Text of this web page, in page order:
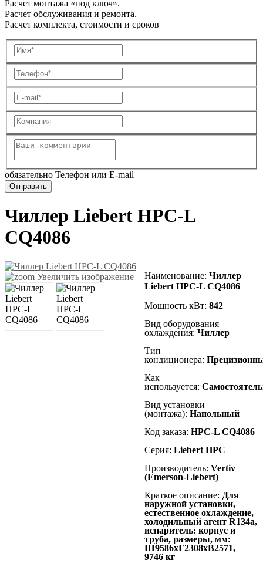
Расчет монтажа «под ключ».
Расчет обслуживания и ремонта.
Расчет комплекта, стоимости и сроков
обязательно Телефон или E-mail
Чиллер Liebert HPC-L
CQ4086
Увеличить изображение Наименование: Чиллер
Liebert HPC-L CQ4086
Мощность кВт: 842
Вид оборудования
охлаждения: Чиллер
Тип
кондиционера:
Как
используется:
Вид установки
(монтажа): Напольный
Код заказа: HPC-L CQ4086
Серия: Liebert HPC
Производитель: Vertiv
(Emerson-Liebert)
Краткое описание: Для
наружной установки,
естественное охлаждение,
холодильный агент R134а,
испаритель: корпус и
труба, размеры, мм:
Ш9586хГ2308хВ2571,
9746 кг